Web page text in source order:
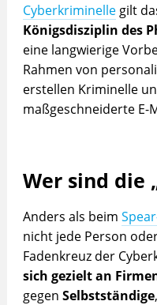
Cyberkriminellegilt
Königsdisziplin des
eine langwierige
Rahmen von
erstellen Kriminelle
maßgeschneiderte E-
Wer sind die
Anders als beim
nicht jede Person
Fadenkreuz der
sich gezielt an
gegen Selbstständige,